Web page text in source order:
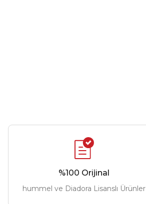
%100 Orijinal
hummel ve Diadora Lisanslı Ürünler